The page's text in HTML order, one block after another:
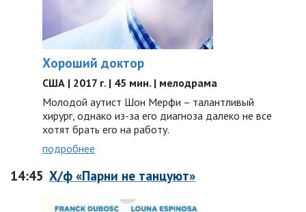
Хороший доктор
США | 2017 г. | 45 мин. | мелодрама
Молодой аутист Шон Мерфи – талантливый
хирург, однако из-за его диагноза далеко не все
хотят брать его на работу.
подробнее
14:45 Х/ф «Парни не танцуют»